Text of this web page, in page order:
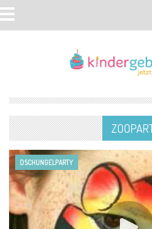
DSCHUNGELPARTY